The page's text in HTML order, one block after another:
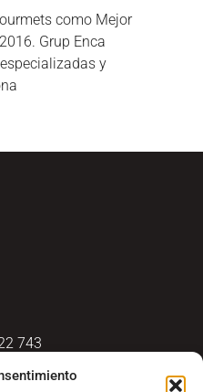
como Mejor
Grup Enca
y
743